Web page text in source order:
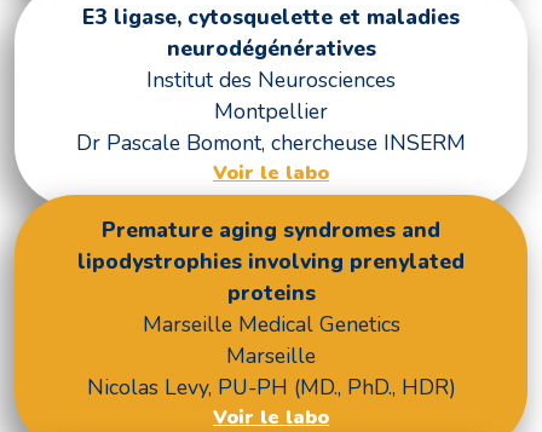
E3 ligase, cytosquelette et maladies
neurodégénératives
Institut des Neurosciences
Montpellier
Dr Pascale Bomont, chercheuse INSERM
Voir le labo
Premature aging syndromes and
lipodystrophies involving prenylated
proteins
Marseille Medical Genetics
Marseille
Nicolas Levy, PU-PH (MD., PhD., HDR)
Voir le labo